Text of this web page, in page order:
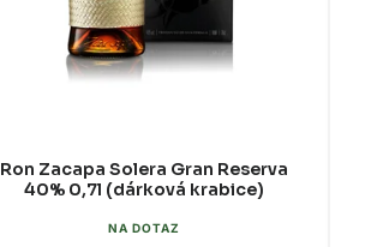
Ron Zacapa Solera Gran Reserva
40% 0,7l (dárková krabice)
NA DOTAZ